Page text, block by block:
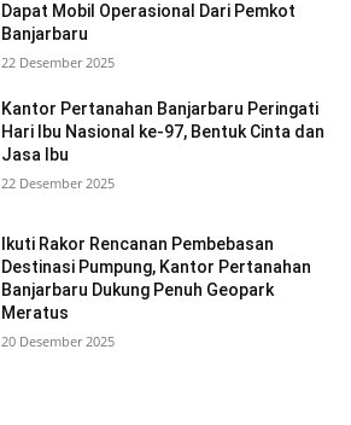
Dapat Mobil Operasional Dari Pemkot
Banjarbaru
22 Desember 2025
Kantor Pertanahan Banjarbaru Peringati
Hari Ibu Nasional ke-97, Bentuk Cinta dan
Jasa Ibu
22 Desember 2025
Ikuti Rakor Rencanan Pembebasan
Destinasi Pumpung, Kantor Pertanahan
Banjarbaru Dukung Penuh Geopark
Meratus
20 Desember 2025